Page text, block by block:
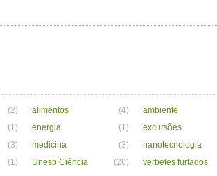
(2) alimentos (4)
ambiente
(1) energia (1)
excursões
(3) medicina (3)
nanotecnologia
(1) Unesp Ciência (26) verbetes furtados